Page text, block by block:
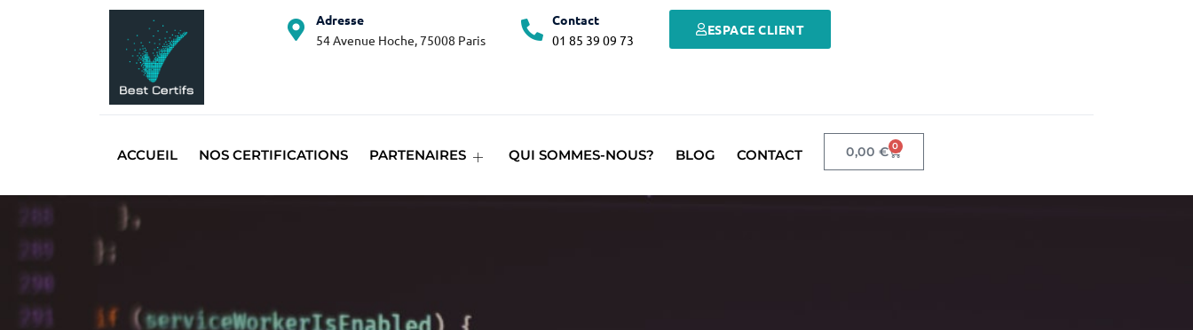
Adresse
54 Avenue Hoche, 75008 Paris
Contact
01 85 39 09 73
ESPACE CLIENT
ACCUEIL NOS CERTIFICATIONS PARTENAIRES QUI SOMMES-NOUS? BLOG CONTACT 0,00 € 0